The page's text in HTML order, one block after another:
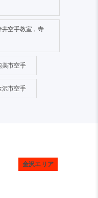
空手教室，寺
美市空手
沢市空手
金沢エリア